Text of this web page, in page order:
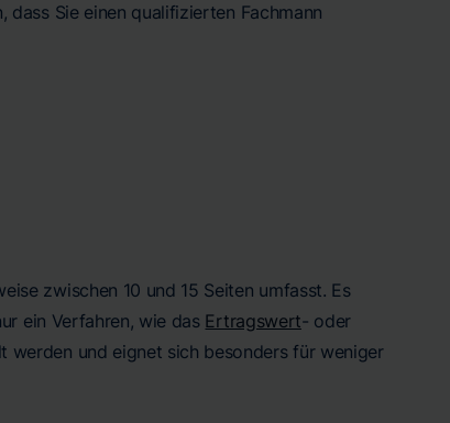
dass Sie einen qualifizierten Fachmann
zwischen 10 und 15 Seiten umfasst. Es
ein Verfahren, wie das Ertragswert- oder
werden und eignet sich besonders für weniger